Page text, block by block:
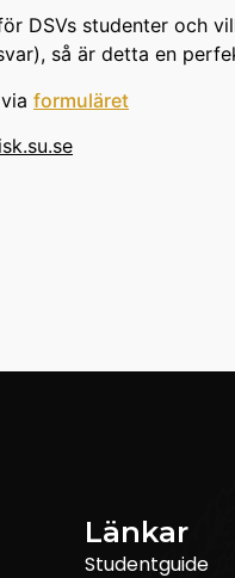
DSVs studenter och
så är detta en
formuläret
Länkar
Studentguide